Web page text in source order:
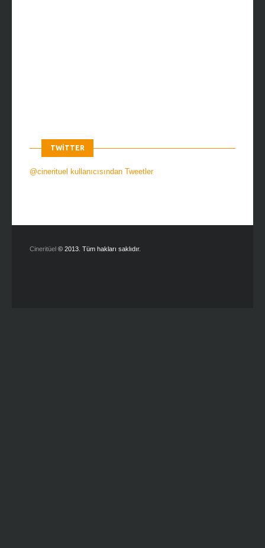
TWITTER
@cinerituel kullanıcısından Tweetler
Cineritüel © 2013. Tüm hakları saklıdır.